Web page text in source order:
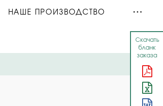
Скачать
бланк
заказа
НАШЕ ПРОИЗВОДСТВО